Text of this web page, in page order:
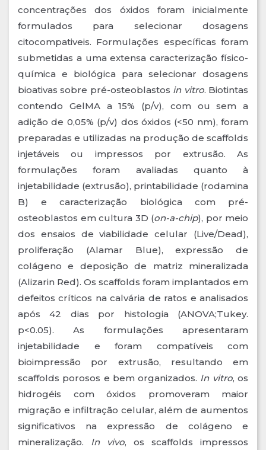
concentrações dos óxidos foram inicialmente
formulados para selecionar dosagens
citocompativeis. Formulações específicas foram
submetidas a uma extensa caracterização físico-
química e biológica para selecionar dosagens
bioativas sobre pré-osteoblastos in vitro. Biotintas
contendo GelMA a 15% (p/v), com ou sem a
adição de 0,05% (p/v) dos óxidos (<50 nm), foram
preparadas e utilizadas na produção de scaffolds
injetáveis ou impressos por extrusão. As
formulações foram avaliadas quanto à
injetabilidade (extrusão), printabilidade (rodamina
B) e caracterização biológica com pré-
osteoblastos em cultura 3D (on-a-chip), por meio
dos ensaios de viabilidade celular (Live/Dead),
proliferação (Alamar Blue), expressão de
colágeno e deposição de matriz mineralizada
(Alizarin Red). Os scaffolds foram implantados em
defeitos críticos na calvária de ratos e analisados
após 42 dias por histologia (ANOVA;Tukey.
p<0.05). As formulações apresentaram
injetabilidade e foram compatíveis com
bioimpressão por extrusão, resultando em
scaffolds porosos e bem organizados. In vitro, os
hidrogéis com óxidos promoveram maior
migração e infiltração celular, além de aumentos
significativos na expressão de colágeno e
mineralização. In vivo, os scaffolds impressos